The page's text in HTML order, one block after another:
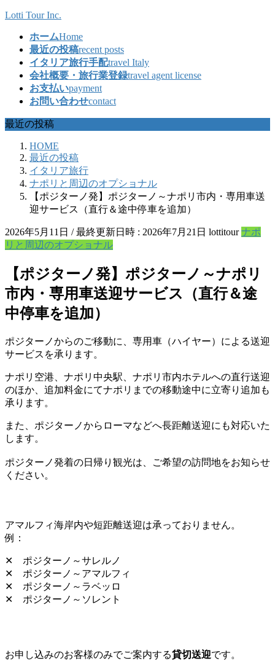
コ
ッ
プ
ナ
移
動
Lotti Tour Inc.
ホームHome
最近の投稿recent posts
イタリア旅行手配travel Italy
会社概要・旅行業登録travel agent license
お支払いpayment
お問い合わせcontact
最近の投稿
HOME
最近の投稿
イタリア旅行
ナポリと周辺のオプショナル
【ポジターノ発】ポジターノ～ナポリ市内・専用車送
迎サービス（直行＆途中停車を追加）
2026年5月11日 / 最終更新日時 : 2026年7月21日 lottitour ナポ
リと周辺のオプショナル
【ポジターノ発】ポジターノ～ナポリ
市内・専用車送迎サービス（直行＆途
中停車を追加）
ポジターノからのご移動に、専用車（ハイヤー）による送迎
サービスを承ります。
ナポリ空港、ナポリ中央駅、ナポリ市内ホテルへの直行送迎
のほか、追加料金にてナポリまでの移動途中に立寄り追加も
承ります。
また、ポジターノからローマなどへ長距離送迎にも対応いた
します。
ポジターノ発着の日帰り観光は、ご希望の訪問地をお知らせ
ください。
アマルフィ海岸内や短距離送迎は承っておりません。
例：
✕ ポジターノ～サレルノ
✕ ポジターノ～アマルフィ
✕ ポジターノ～ラベッロ
✕ ポジターノ～ソレント
お申し込みのお客様のみでご案内する貸切送迎です。